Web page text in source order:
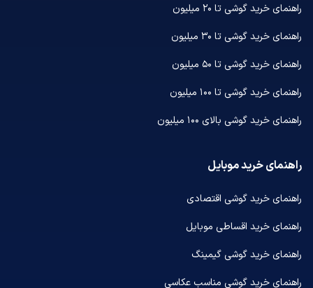
راهنمای خرید گوشی تا ۲۰ میلیون
راهنمای خرید گوشی تا ۳۰ میلیون
راهنمای خرید گوشی تا ۵۰ میلیون
راهنمای خرید گوشی تا ۱۰۰ میلیون
راهنمای خرید گوشی بالای ۱۰۰ میلیون
راهنمای خرید موبایل
راهنمای خرید گوشی اقتصادی
راهنمای خرید اقساطی موبایل
راهنمای خرید گوشی گیمینگ
راهنمای خرید گوشی مناسب عکاسی